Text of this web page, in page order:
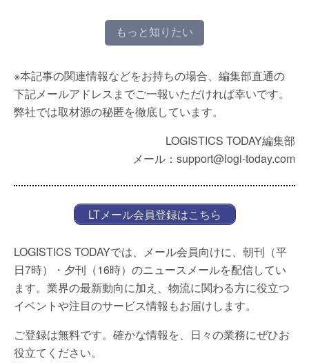
もっと知りたい
※本記事の関連情報などをお持ちの場合、編集部直通の
下記メールアドレスまでご一報いただければ幸いです。
弊社では取材源の秘匿を徹底しています。
LOGISTICS TODAY編集部
メール：support@logi-today.com
LTメール会員登録はこちら
LOGISTICS TODAYでは、メール会員向けに、朝刊（平
日7時）・夕刊（16時）のニュースメールを配信してい
ます。業界の最新動向に加え、物流に関わる方に役立つ
イベントや注目のサービス情報もお届けします。
ご登録は無料です。確かな情報を、日々の業務にぜひお
役立てください。